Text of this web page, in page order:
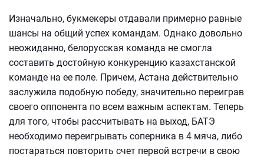
Изначально, букмекеры отдавали примерно равные
шансы на общий успех командам. Однако довольно
неожиданно, белорусская команда не смогла
составить достойную конкуренцию казахстанской
команде на ее поле. Причем, Астана действительно
заслужила подобную победу, значительно переиграв
своего оппонента по всем важным аспектам. Теперь
для того, чтобы рассчитывать на выход, БАТЭ
необходимо переигрывать соперника в 4 мяча, либо
постараться повторить счет первой встречи в свою